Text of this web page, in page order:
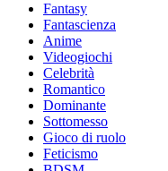
Fantasy
Fantascienza
Anime
Videogiochi
Celebrità
Romantico
Dominante
Sottomesso
Gioco di ruolo
Feticismo